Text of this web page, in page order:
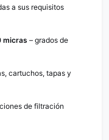
a sus requisitos
micras – grados de
cartuchos, tapas y
de filtración